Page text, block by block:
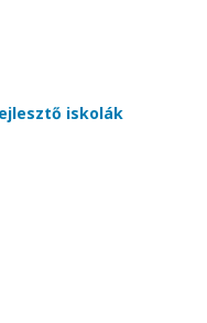
iskolák